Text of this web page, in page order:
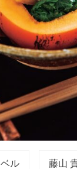
ル 藤山